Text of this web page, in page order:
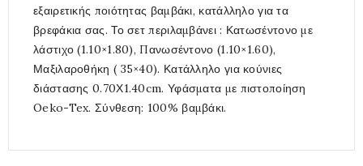
εξαιρετικής ποιότητας βαμβάκι, κατάλληλο για τα
βρεφάκια σας. Το σετ περιλαμβάνει : Κατωσέντονο με
λάστιχο (1.10×1.80), Πανωσέντονο (1.10×1.60),
Μαξιλαροθήκη ( 35×40). Κατάλληλο για κούνιες
διάστασης 0.70Χ1.40cm. Υφάσματα με πιστοποίηση
Oeko-Tex. Σύνθεση: 100% βαμβάκι.